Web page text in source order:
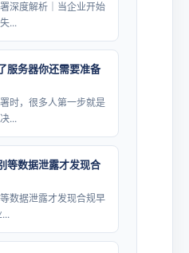
深度解析｜当企业开始
...
服务器你还需要准备
时，很多人第一步就是
...
等数据泄露才发现合
数据泄露才发现合规早